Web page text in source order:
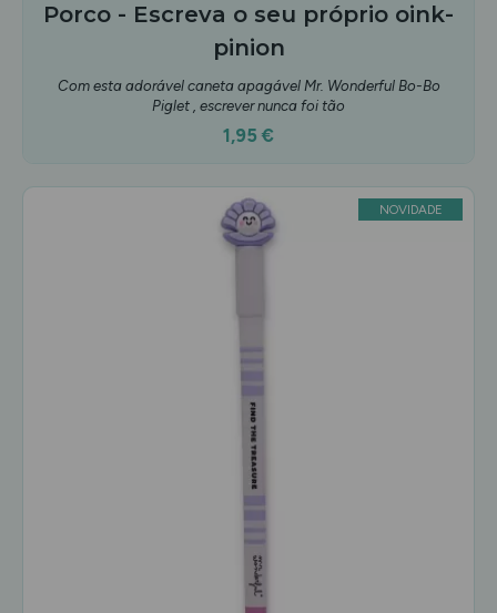
Porco - Escreva o seu próprio oink-
pinion
Com esta adorável caneta apagável Mr. Wonderful Bo-Bo
Piglet , escrever nunca foi tão
1,95 €
NOVIDADE